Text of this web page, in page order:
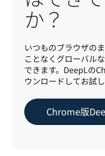
か？
いつものブラウザの
ことなくグローバル
できます。DeepLの
ウンロードしてお試し
Chrome版